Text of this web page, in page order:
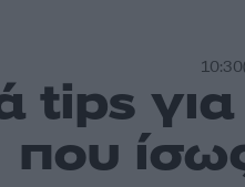
10:30
tips
που